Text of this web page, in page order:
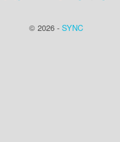
© 2026 - SYNC